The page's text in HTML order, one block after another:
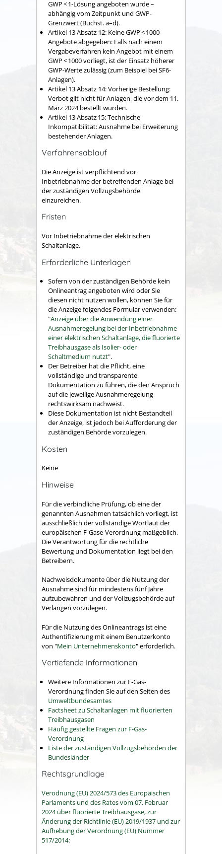
GWP < 1-Lösung angeboten wurde –
abhängig vom Zeitpunkt und GWP-
Grenzwert (Buchst. a–d).
Artikel 13 Absatz 12: Keine GWP < 1000-
Angebote abgegeben: Falls nach einem
Vergabeverfahren kein Angebot mit einem
GWP < 1000 vorliegt, ist der Einsatz höherer
GWP-Werte zulässig (zum Beispiel bei SF6-
Anlagen).
Artikel 13 Absatz 14: Vorherige Bestellung:
Verbot gilt nicht für Anlagen, die vor dem 11.
März 2024 bestellt wurden.
Artikel 13 Absatz 15: Technische
Inkompatibilität: Ausnahme bei Erweiterung
bestehender Anlagen.
Verfahrensablauf
Die Anzeige ist verpflichtend vor
Inbetriebnahme der betreffenden Anlage bei
der zuständigen Vollzugsbehörde
einzureichen.
Fristen
Vor Inbetriebnahme der elektrischen
Schaltanlage.
Erforderliche Unterlagen
Sofern von der zuständigen Behörde kein
Onlineantrag angeboten wird oder Sie
diesen nicht nutzen wollen, können Sie für
die Anzeige folgendes Formular verwenden:
"Anzeige über die Anwendung einer
Ausnahmeregelung bei der Inbetriebnahme
einer elektrischen Schaltanlage, die fluorierte
Treibhausgase als Isolier- oder
Schaltmedium nutzt".
Der Betreiber hat die Pflicht, eine
vollständige und transparente
Dokumentation zu führen, die den Anspruch
auf die jeweilige Ausnahmeregelung
rechtswirksam nachweist.
Diese Dokumentation ist nicht Bestandteil
der Anzeige, ist jedoch bei Aufforderung der
zuständigen Behörde vorzulegen.
Kosten
Keine
Hinweise
Für die verbindliche Prüfung, ob eine der
genannten Ausnahmen tatsächlich vorliegt, ist
ausschließlich der vollständige Wortlaut der
europäischen F-Gase-Verordnung maßgeblich.
Die Verantwortung für die rechtliche
Bewertung und Dokumentation liegt bei den
Betreibern.
Nachweisdokumente über die Nutzung der
Ausnahme sind für mindestens fünf Jahre
aufzubewahren und der Vollzugsbehörde auf
Verlangen vorzulegen.
Für die Nutzung des Onlineantrags ist eine
Authentifizierung mit einem Benutzerkonto
von "Mein Unternehmenskonto" erforderlich.
Vertiefende Informationen
Weitere Informationen zur F-Gas-
Verordnung finden Sie auf den Seiten des
Umweltbundesamtes
Factsheet zu Schaltanlagen mit fluorierten
Treibhausgasen
Häufig gestellte Fragen zur F-Gas-
Verordnung
Liste der zuständigen Vollzugsbehörden der
Bundesländer
Rechtsgrundlage
Verodnung (EU) 2024/573 des Europäischen
Parlaments und des Rates vom 07. Februar
2024 über fluorierte Treibhausgase, zur
Änderung der Richtlinie (EU) 2019/1937 und zur
Aufhebung der Verordnung (EU) Nummer
517/2014: